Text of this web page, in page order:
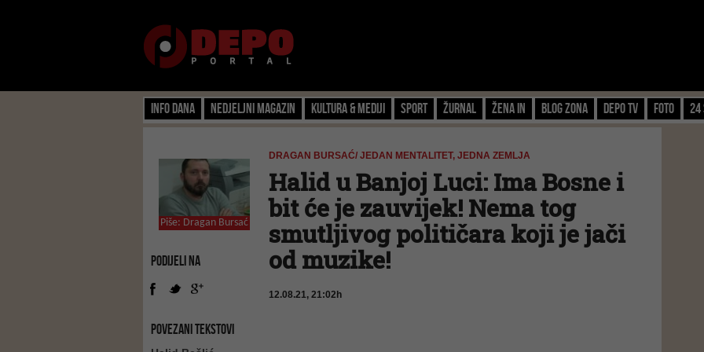
Info dana Nedjeljni magazin Kultura & Mediji Sport Žurnal Žena IN Blog zona Depo TV FOTO 24
Piše: Dragan Bursać
PODIJELI NA
POVEZANI TEKSTOVI
DRAGAN BURSAĆ/ JEDAN MENTALITET, JEDNA ZEMLJA
Halid u Banjoj Luci: Ima Bosne i
bit će je zauvijek! Nema tog
smutljivog političara koji je jači
od muzike!
12.08.21, 21:02h